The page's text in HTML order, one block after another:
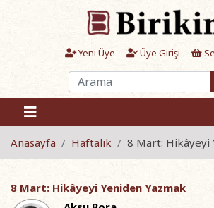
Yeni Üye Üye Girişi
Anasayfa Haftalık 8 Mart: Hikâyeyi
8 Mart: Hikâyeyi Yeniden Yazmak